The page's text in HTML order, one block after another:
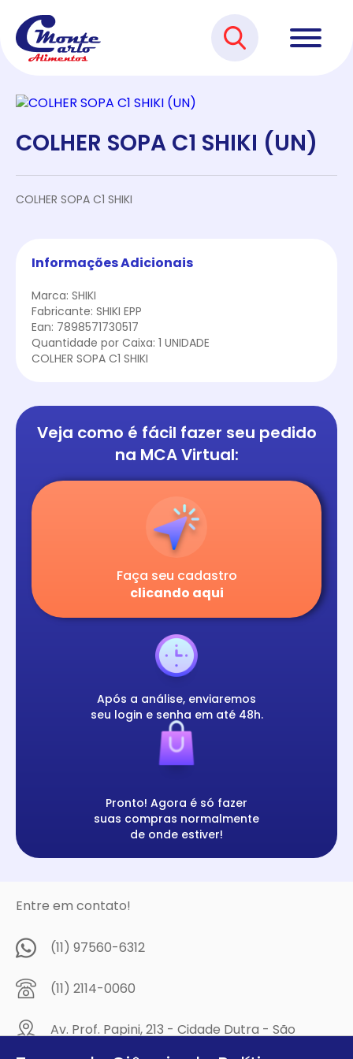
COLHER SOPA C1 SHIKI (UN)
COLHER SOPA C1 SHIKI
Informações Adicionais
Marca: SHIKI
Fabricante: SHIKI EPP
Ean: 7898571730517
Quantidade por Caixa: 1 UNIDADE
COLHER SOPA C1 SHIKI
Veja como é fácil fazer seu pedido
na MCA Virtual:
Faça seu cadastro
clicando aqui
Após a análise, enviaremos
seu login e senha em até 48h.
Pronto! Agora é só fazer
suas compras normalmente
de onde estiver!
Entre em contato!
(11) 97560-6312
(11) 2114-0060
Av. Prof. Papini, 213 - Cidade Dutra - São